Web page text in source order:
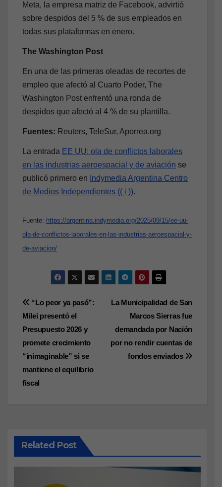
Meta, la empresa matriz de Facebook, advirtió
sobre despidos del 5 % de sus empleados en
todas sus plataformas en enero.
The Washington Post
En una de las primeras oleadas de recortes de
empleo que afectó al Cuarto Poder, The
Washington Post enfrentó una ronda de
despidos que afectó al 4 % de su plantilla.
Fuentes: Reuters, TeleSur, Aporrea.org
La entrada EE UU: ola de conflictos laborales
en las industrias aeroespacial y de aviación se
publicó primero en Indymedia Argentina Centro
de Medios Independientes (( i )).
Fuente: https://argentina.indymedia.org/2025/09/15/ee-uu-
ola-de-conflictos-laborales-en-las-industrias-aeroespacial-y-
de-aviacion/
Navegación
de
entradas
La Municipalidad de San
Marcos Sierras fue
demandada por Nación
por no rendir cuentas de
fondos enviados
“Lo peor ya pasó”:
Milei presentó el
Presupuesto 2026 y
promete crecimiento
“inimaginable” si se
mantiene el equilibrio
fiscal
Related Post